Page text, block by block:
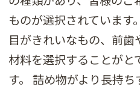
ものが選択されています
目がきれいなもの、前
材料を選択することがと
す。 詰め物がより長持